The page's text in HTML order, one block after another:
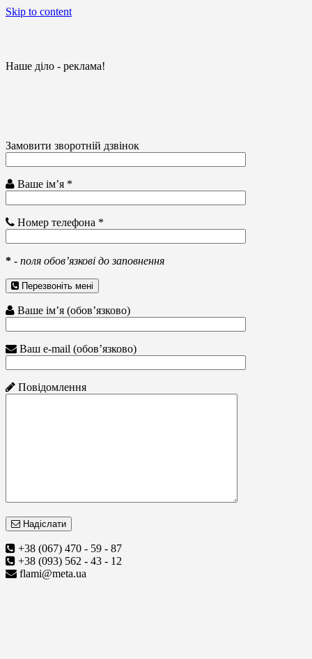
Skip to content
Наше діло - реклама!
Замовити зворотній дзвінок
Ваше ім’я *
Номер телефона *
* - поля обов’язкові до заповнення
Перезвоніть мені
Ваше ім’я (обов’язково)
Ваш e-mail (обов’язково)
Повідомлення
Надіслати
+38 (067) 470 - 59 - 87
+38 (093) 562 - 43 - 12
flami@meta.ua